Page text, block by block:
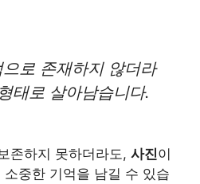
로 존재하지 않더라
태로 살아남습니다.
존하지 못하더라도, 사진이
소중한 기억을 남길 수 있습